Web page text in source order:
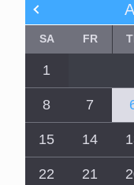
FR
SA
1
7
8
14
15
21
22